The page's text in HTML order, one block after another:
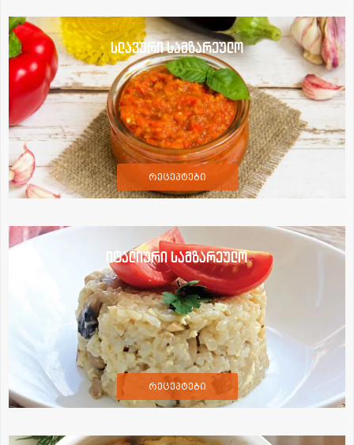
სლავური სამზარეულო
რეცეპტები
იტალიური სამზარეულო
რეცეპტები